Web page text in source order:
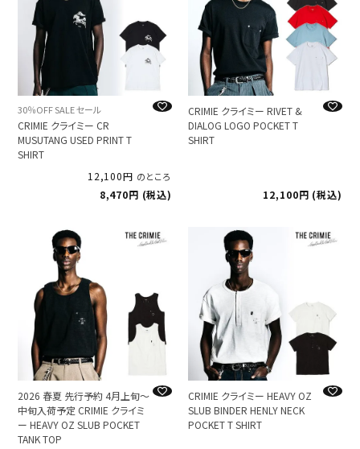
30％OFF SALE セール
CRIMIE クライミー CR
MUSUTANG USED PRINT T
SHIRT
12,100
のところ
8,470 税込
CRIMIE クライミー RIVET &
DIALOG LOGO POCKET T
SHIRT
12,100 税込
2026 春夏 先行予約 4月上旬～
中旬入荷予定 CRIMIE クライミ
ー HEAVY OZ SLUB POCKET
TANK TOP
CRIMIE クライミー HEAVY OZ
SLUB BINDER HENLY NECK
POCKET T SHIRT